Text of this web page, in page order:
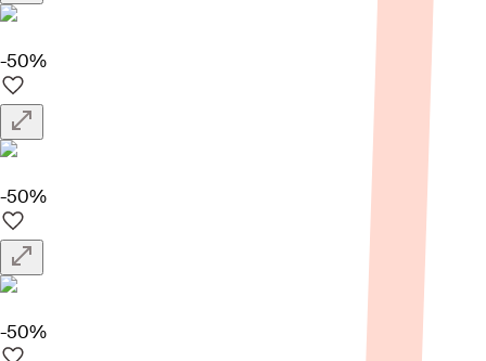
-50%
-50%
-50%